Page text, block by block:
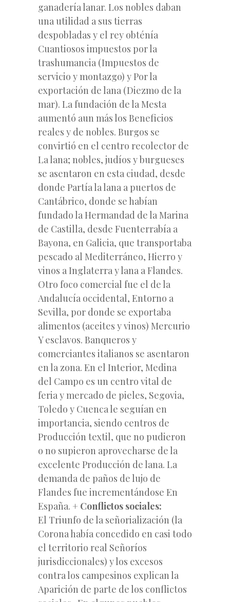
ganadería lanar. Los nobles daban
una utilidad a sus tierras
despobladas y el rey obténía
Cuantiosos impuestos por la
trashumancia (Impuestos de
servicio y montazgo) y Por la
exportación de lana (Diezmo de la
mar). La fundación de la Mesta
aumentó aun más los Beneficios
reales y de nobles. Burgos se
convirtió en el centro recolector de
La lana; nobles, judíos y burgueses
se asentaron en esta ciudad, desde
donde Partía la lana a puertos de
Cantábrico, donde se habían
fundado la Hermandad de la Marina
de Castilla, desde Fuenterrabía a
Bayona, en Galicia, que transportaba
pescado al Mediterráneo, Hierro y
vinos a Inglaterra y lana a Flandes.
Otro foco comercial fue el de la
Andalucía occidental, Entorno a
Sevilla, por donde se exportaba
alimentos (aceites y vinos) Mercurio
Y esclavos. Banqueros y
comerciantes italianos se asentaron
en la zona. En el Interior, Medina
del Campo es un centro vital de
feria y mercado de pieles, Segovia,
Toledo y Cuenca le seguían en
importancia, siendo centros de
Producción textil, que no pudieron
o no supieron aprovecharse de la
excelente Producción de lana. La
demanda de paños de lujo de
Flandes fue incrementándose En
España. + Conflictos sociales:
El Triunfo de la señorialización (la
Corona había concedido en casi todo
el territorio real Señoríos
jurisdiccionales) y los excesos
contra los campesinos explican la
Aparición de parte de los conflictos